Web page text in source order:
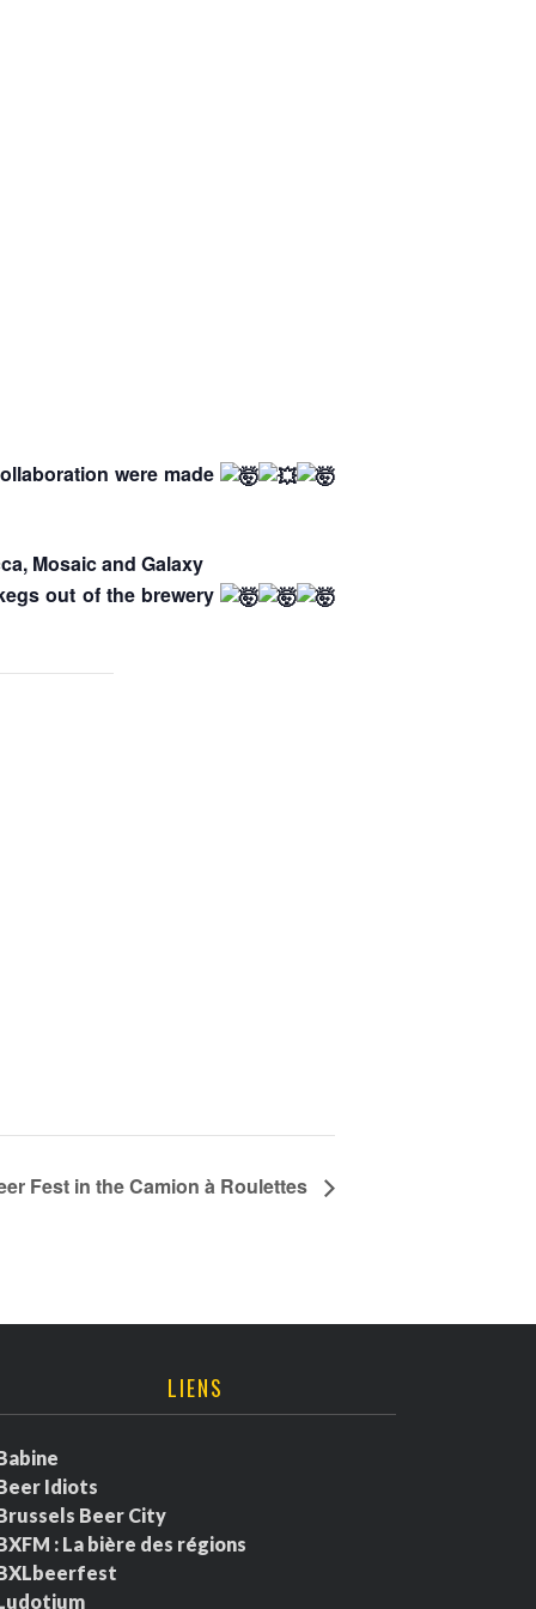
were made
Mosaic and Galaxy
out of the brewery
Fest in the Camion à Roulettes
LIENS
Idiots
Beer City
: La bière des régions